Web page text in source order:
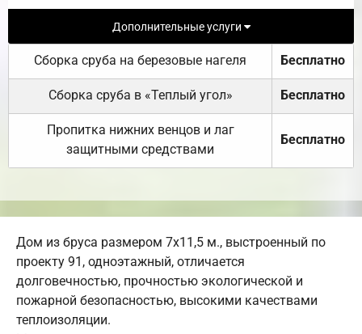
Дополнительные услуги
Сборка сруба на березовые нагеля Бесплатно
Сборка сруба в «Теплый угол» Бесплатно
Пропитка нижних венцов и лаг
защитными средствами
Бесплатно
Дом из бруса размером 7х11,5 м., выстроенный по
проекту 91, одноэтажный, отличается
долговечностью, прочностью экологической и
пожарной безопасностью, высокими качествами
теплоизоляции.